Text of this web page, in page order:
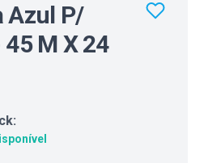
Azul P/
M X 24